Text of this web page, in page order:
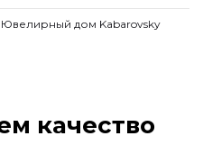
Ювелирный дом Kabarovsky
качество